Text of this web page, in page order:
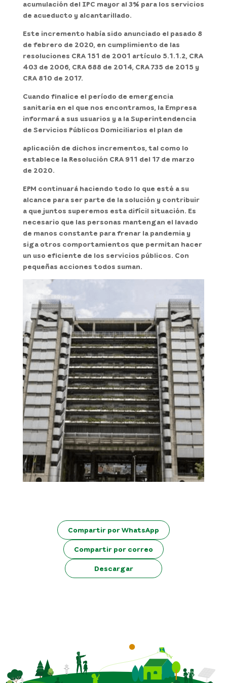
acumulación del IPC mayor al 3% para los servicios
de acueducto y alcantarillado.
Este incremento había sido anunciado el pasado 8
de febrero de 2020, en cumplimiento de las
resoluciones CRA 151 de 2001 artículo 5.1.1.2, CRA
403 de 2006, CRA 688 de 2014, CRA 735 de 2015 y
CRA 810 de 2017.
Cuando finalice el período de emergencia
sanitaria en el que nos encontramos, la Empresa
informará a sus usuarios y a la Superintendencia
de Servicios Públicos Domiciliarios el plan de
aplicación de dichos incrementos, tal como lo
establece la Resolución CRA 911 del 17 de marzo
de 2020.
EPM continuará haciendo todo lo que esté a su
alcance para ser parte de la solución y contribuir
a que juntos superemos esta difícil situación. Es
necesario que las personas mantengan el lavado
de manos constante para frenar la pandemia y
siga otros comportamientos que permitan hacer
un uso eficiente de los servicios públicos. Con
pequeñas acciones todos suman.
Compartir por WhatsApp
Compartir por correo
Descargar